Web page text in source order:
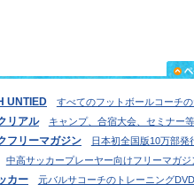
UNTIED すべてのフットボールコーチ
リアル キャンプ、合宿大会、セミナー等
フリーマガジン 日本初全国版10万部発
中高サッカープレーヤー向けフリーマガジ
カー 元バルサコーチのトレーニングDVD